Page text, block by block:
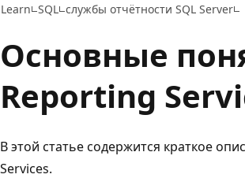
Learn SQL службы отчётности SQL Server
Основные
Reporting
В этой статье содержится краткое
Services.